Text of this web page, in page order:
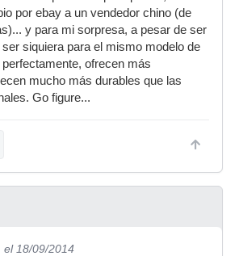
por ebay a un vendedor chino (de
y para mi sorpresa, a pesar de ser
siquiera para el mismo modelo de
ofrecen más
mucho más durables que las
Go figure...
el 18/09/2014